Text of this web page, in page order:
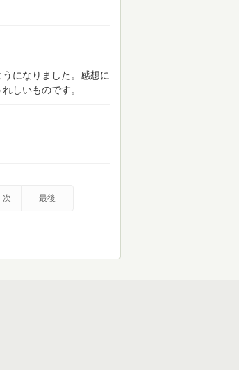
になりました。感想に
しいものです。
次 最後